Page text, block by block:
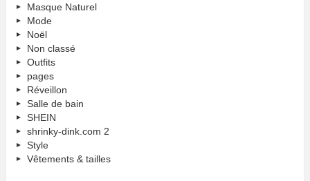
Masque Naturel
Mode
Noël
Non classé
Outfits
pages
Réveillon
Salle de bain
SHEIN
shrinky-dink.com 2
Style
Vêtements & tailles